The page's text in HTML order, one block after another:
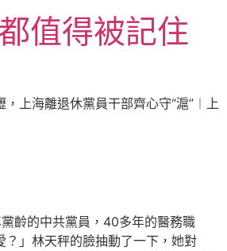
值得被記住
上海離退休黨員干部齊心守“滬”︱上
的中共黨員，40多年的醫務職
？」林天秤的臉抽動了一下，她對